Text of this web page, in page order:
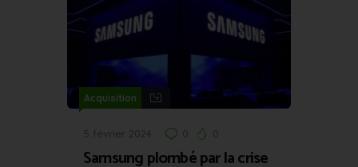
Acquisition
5 février 2024 0 0
Samsung plombé par la crise